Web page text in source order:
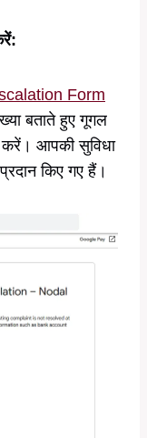
Form
बताते हुए गूगल
करें। आपकी सुविधा
किए गए हैं।